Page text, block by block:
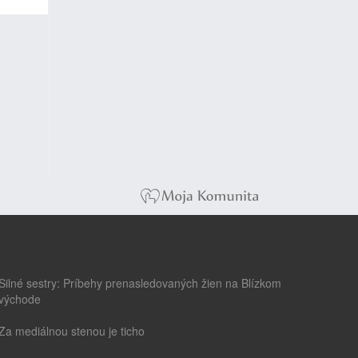
sestry: Príbehy prenasledovaných žien na Blízkom
mediálnou stenou je ticho